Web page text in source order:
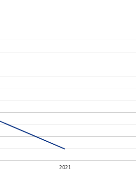
2021